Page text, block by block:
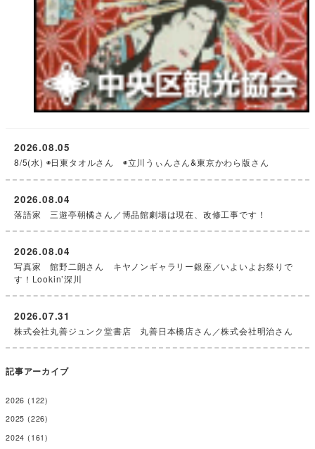
8/5(水) ◉日東タオルさん ◉立川うぃんさん&東京かわら版さん
2026.08.05
落語家 三遊亭朝橘さん／博品館劇場は現在、改修工事です！
2026.08.04
写真家 館野二朗さん キヤノンギャラリー銀座／いよいよお祭りで
す！Lookin’深川
2026.08.04
株式会社丸善ジュンク堂書店 丸善日本橋店さん／株式会社明治さん
2026.07.31
記事アーカイブ
2026 (122)
2025 (226)
2024 (161)